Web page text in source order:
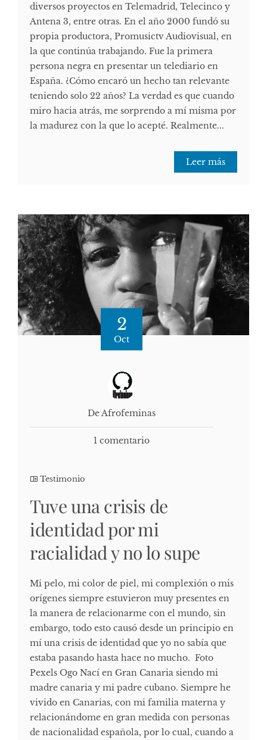
diversos proyectos en Telemadrid, Telecinco y
Antena 3, entre otras. En el año 2000 fundó su
propia productora, Promusictv Audiovisual, en
la que continúa trabajando. Fue la primera
persona negra en presentar un telediario en
España. ¿Cómo encaró un hecho tan relevante
teniendo solo 22 años? La verdad es que cuando
miro hacia atrás, me sorprendo a mí misma por
la madurez con la que lo acepté. Realmente...
Leer más
2
Oct
De Afrofeminas
1 comentario
Testimonio
Tuve una crisis de
identidad por mi
racialidad y no lo supe
Mi pelo, mi color de piel, mi complexión o mis
orígenes siempre estuvieron muy presentes en
la manera de relacionarme con el mundo, sin
embargo, todo esto causó desde un principio en
mí una crisis de identidad que yo no sabía que
estaba pasando hasta hace no mucho. Foto
Pexels Ogo Nací en Gran Canaria siendo mi
madre canaria y mi padre cubano. Siempre he
vivido en Canarias, con mi familia materna y
relacionándome en gran medida con personas
de nacionalidad española, por lo cual, cuando a